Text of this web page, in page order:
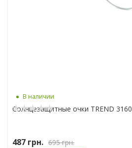
В наличии
Солнцезащитные очки TREND 3160
487 грн. 695грн.